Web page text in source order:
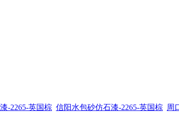
-2265-英国棕 信阳水包砂仿石漆-2265-英国棕 周